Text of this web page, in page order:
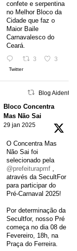
confete e serpentina
no Melhor Bloco da
Cidade que faz o
Maior Baile
Carnavalesco do
Ceará.
3 3
Twitter
Blog Aidentu
Bloco Concentra
Mas Não Sai
29 jan 2025
O Concentra Mas
Não Sai foi
selecionado pela
@prefeiturapmf,
através da SecultFor
para participar do
Pré-Carnaval 2025!
Por determinação da
Secultfor, nosso Pré
começa no dia 08 de
Fevereiro, 18h, na
Praça do Ferreira.